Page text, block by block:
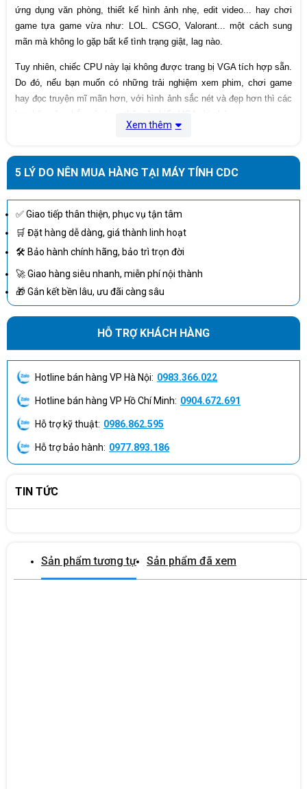
ứng dụng văn phòng, thiết kế hình ảnh nhẹ, edit video... hay chơi
game tựa game vừa như: LOL. CSGO, Valorant... một cách sung
mãn mà không lo gặp bất kể tình trạng giật, lag nào.
Tuy nhiên, chiếc CPU này lại không được trang bị VGA tích hợp sẵn.
Do đó, nếu bạn muốn có những trải nghiệm xem phim, chơi game
hay đọc truyện mĩ mãn hơn, với hình ảnh sắc nét và đẹp hơn thì các
Xem thêm
5 LÝ DO NÊN MUA HÀNG TẠI MÁY TÍNH CDC
✅ Giao tiếp thân thiện, phục vụ tận tâm
🛒 Đặt hàng dễ dàng, giá thành linh hoạt
🛠 Bảo hành chính hãng, bảo trì trọn đời
🚀 Giao hàng siêu nhanh, miễn phí nội thành
🎁 Gắn kết bền lâu, ưu đãi càng sâu
HỖ TRỢ KHÁCH HÀNG
Hotline bán hàng VP Hà Nội: 0983.366.022
Hotline bán hàng VP Hồ Chí Minh: 0904.672.691
Hỗ trợ kỹ thuật: 0986.862.595
Hỗ trợ bảo hành: 0977.893.186
TIN TỨC
Sản phẩm tương tự Sản phẩm đã xem